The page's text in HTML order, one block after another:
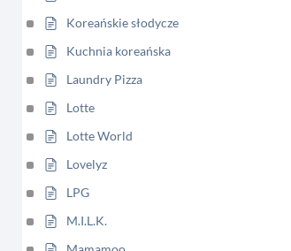
Koreańskie słodycze
Kuchnia koreańska
Laundry Pizza
Lotte
Lotte World
Lovelyz
LPG
M.I.L.K.